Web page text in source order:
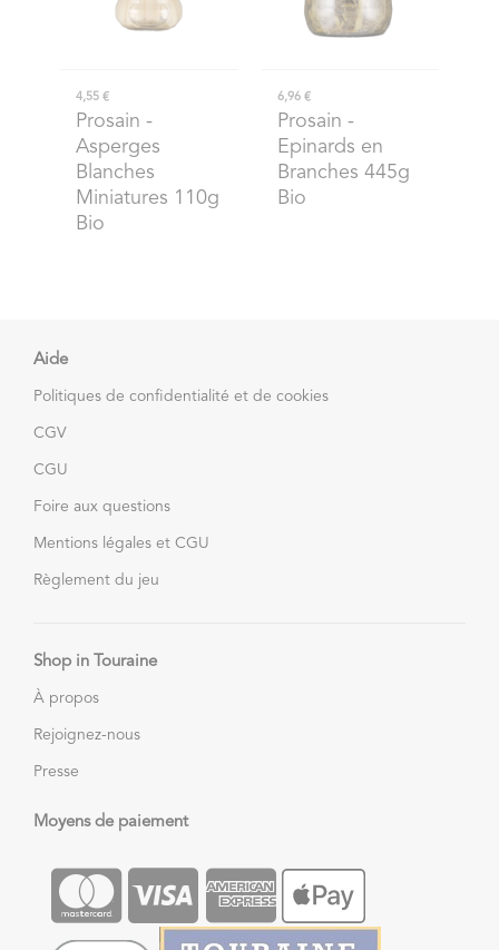
4,55 €
Prosain -
Asperges
Blanches
Miniatures 110g
Bio
6,96 €
Prosain -
Epinards en
Branches 445g
Bio
Aide
Politiques de confidentialité et de cookies
CGV
CGU
Foire aux questions
Mentions légales et CGU
Règlement du jeu
Shop in Touraine
À propos
Rejoignez-nous
Presse
Moyens de paiement